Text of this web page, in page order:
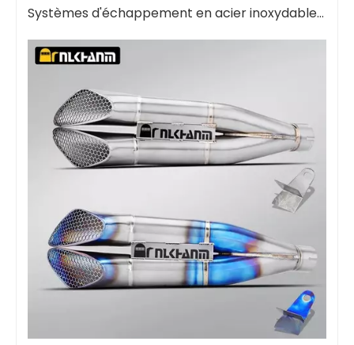
Systèmes d'échappement en acier inoxydable : le guide ultime pour la performance et la durabilité